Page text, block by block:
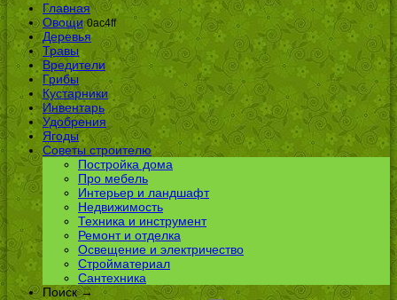
Главная
Овощи 0ac4ff
Деревья
Травы
Вредители
Грибы
Кустарники
Инвентарь
Удобрения
Ягоды
Советы строителю
Постройка дома
Про мебель
Интерьер и ландшафт
Недвижимость
Техника и инструмент
Ремонт и отделка
Освещение и электричество
Стройматериал
Сантехника
Поиск →